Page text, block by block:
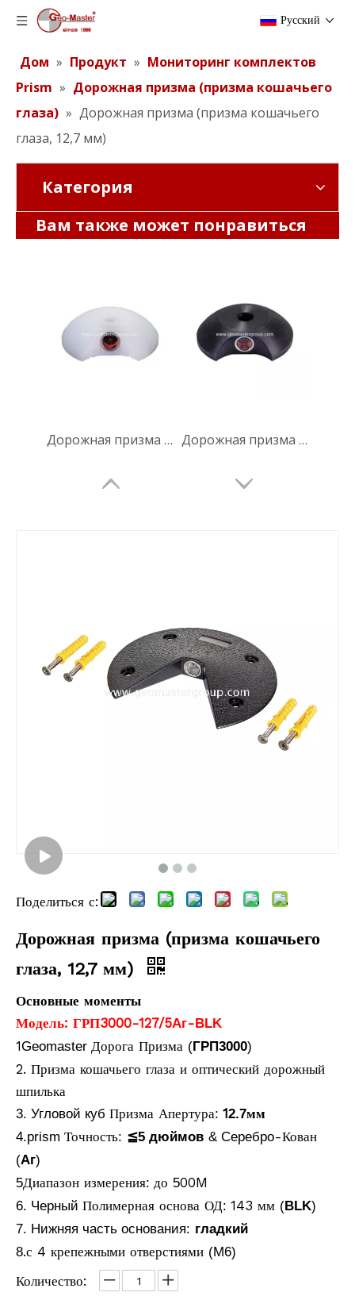
Pусский
Дом » Продукт » Мониторинг комплектов
Prism » Дорожная призма (призма кошачьего
глаза) » Дорожная призма (призма кошачьего
глаза, 12,7 мм)
Категория
Вам также может понравиться
Дорожная призма (призма кошачьего глаза, 12,7 мм) Дорожная призма (призма кошачьего глаза, 12,7 мм)
Дорожная призма (призма кошачьего глаза, 12,7 мм)
Поделиться с:
Дорожная призма (призма кошачьего
глаза, 12,7 мм)
Основные моменты
Модель: ГРП3000-127/5Аг-BLK
1Geomaster Дорога Призма (ГРП3000)
2. Призма кошачьего глаза и оптический дорожный
шпилька
3. Угловой куб Призма Апертура: 12.7мм
4.prism Точность: ≦5 дюймов & Серебро-Кован
(Аг)
5Диапазон измерения: до 500M
6. Черный Полимерная основа ОД: 143 мм (BLK)
7. Нижняя часть основания: гладкий
8.с 4 крепежными отверстиями (М6)
Количество: